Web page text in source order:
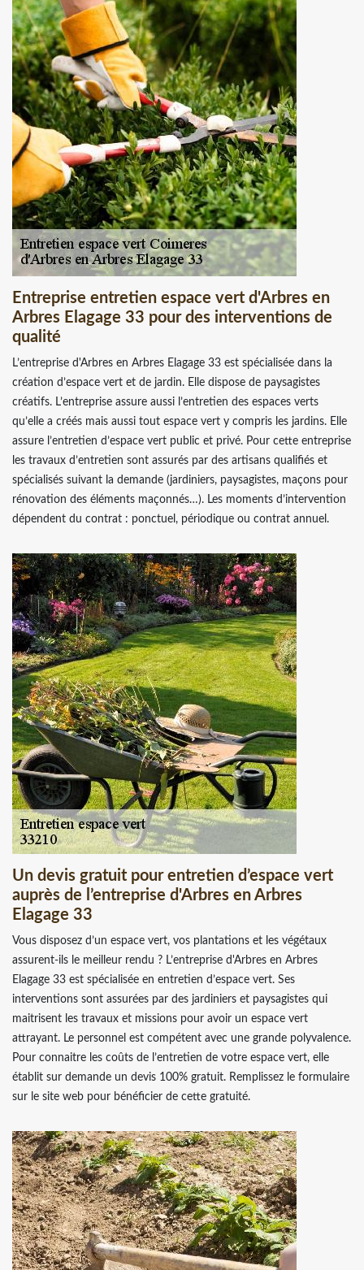
Entreprise entretien espace vert d'Arbres en
Arbres Elagage 33 pour des interventions de
qualité
L’entreprise d'Arbres en Arbres Elagage 33 est spécialisée dans la
création d’espace vert et de jardin. Elle dispose de paysagistes
créatifs. L’entreprise assure aussi l’entretien des espaces verts
qu’elle a créés mais aussi tout espace vert y compris les jardins. Elle
assure l’entretien d’espace vert public et privé. Pour cette entreprise
les travaux d’entretien sont assurés par des artisans qualifiés et
spécialisés suivant la demande (jardiniers, paysagistes, maçons pour
rénovation des éléments maçonnés…). Les moments d’intervention
dépendent du contrat : ponctuel, périodique ou contrat annuel.
Un devis gratuit pour entretien d’espace vert
auprès de l’entreprise d'Arbres en Arbres
Elagage 33
Vous disposez d’un espace vert, vos plantations et les végétaux
assurent-ils le meilleur rendu ? L’entreprise d'Arbres en Arbres
Elagage 33 est spécialisée en entretien d’espace vert. Ses
interventions sont assurées par des jardiniers et paysagistes qui
maitrisent les travaux et missions pour avoir un espace vert
attrayant. Le personnel est compétent avec une grande polyvalence.
Pour connaitre les coûts de l’entretien de votre espace vert, elle
établit sur demande un devis 100% gratuit. Remplissez le formulaire
sur le site web pour bénéficier de cette gratuité.